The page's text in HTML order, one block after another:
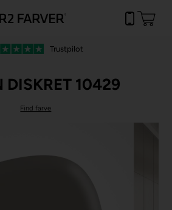
Trustpilot
DISKRET 10429
Find farve